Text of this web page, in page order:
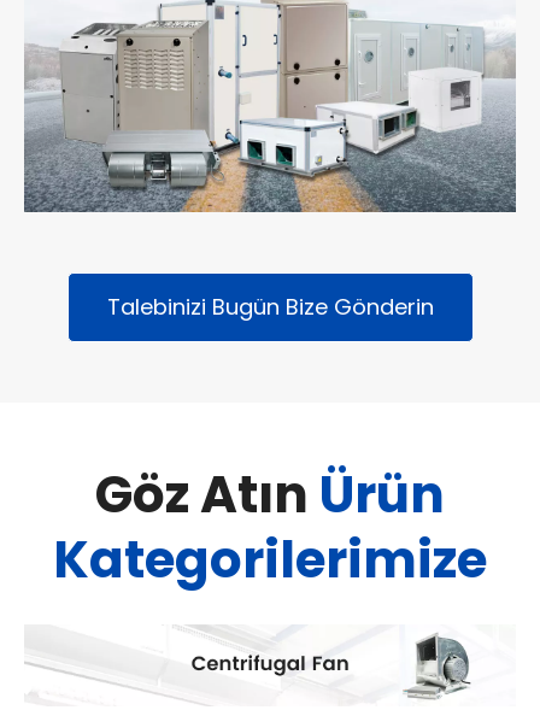
Talebinizi Bugün Bize Gönderin
Göz Atın Ürün
Kategorilerimize